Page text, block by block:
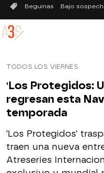
Beguinas Bajo
TODOS LOS VIERNES
'Los Protegidos:
regresan esta
temporada
'Los Protegidos'
traen una nueva
Atreseries